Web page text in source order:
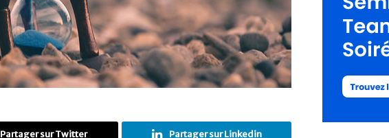
Partager sur Twitter Partager sur Linkedin